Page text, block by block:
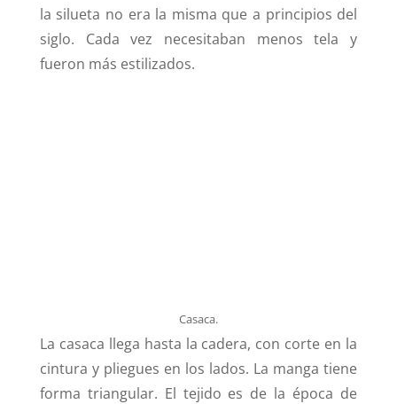
la silueta no era la misma que a principios del
siglo. Cada vez necesitaban menos tela y
fueron más estilizados.
Casaca.
La casaca llega hasta la cadera, con corte en la
cintura y pliegues en los lados. La manga tiene
forma triangular. El tejido es de la época de